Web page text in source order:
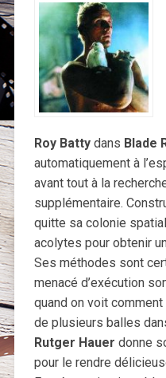
Roy Battydans Blade
automatiquement à
avant tout à la
supplémentaire.
quitte sa colonie
acolytes pour obtenir
Ses méthodes sont
menacé d’exécution
quand on voit comment
de plusieurs balles
Rutger Hauer donne
pour le rendre